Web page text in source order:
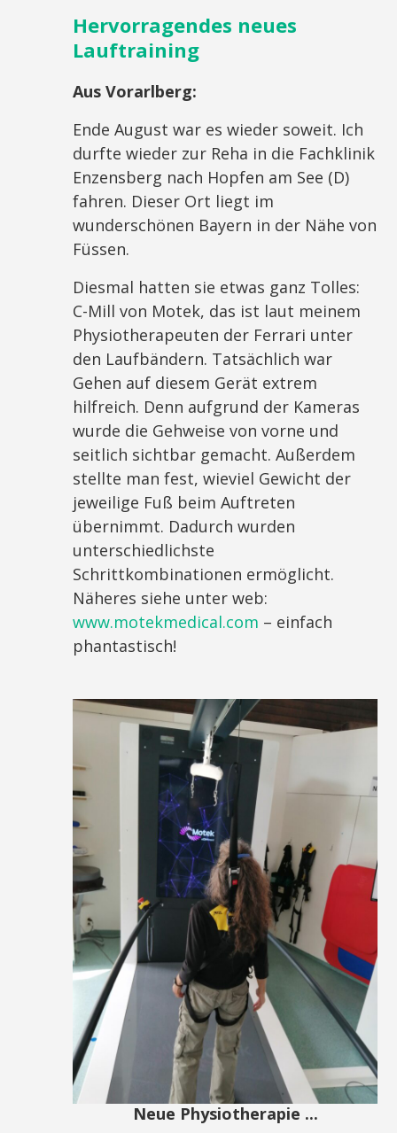
Hervorragendes neues
Lauftraining
Aus Vorarlberg:
Ende August war es wieder soweit. Ich
durfte wieder zur Reha in die Fachklinik
Enzensberg nach Hopfen am See (D)
fahren. Dieser Ort liegt im
wunderschönen Bayern in der Nähe von
Füssen.
Diesmal hatten sie etwas ganz Tolles:
C-Mill von Motek, das ist laut meinem
Physiotherapeuten der Ferrari unter
den Laufbändern. Tatsächlich war
Gehen auf diesem Gerät extrem
hilfreich. Denn aufgrund der Kameras
wurde die Gehweise von vorne und
seitlich sichtbar gemacht. Außerdem
stellte man fest, wieviel Gewicht der
jeweilige Fuß beim Auftreten
übernimmt. Dadurch wurden
unterschiedlichste
Schrittkombinationen ermöglicht.
Näheres siehe unter web:
www.motekmedical.com – einfach
phantastisch!
Neue Physiotherapie ...